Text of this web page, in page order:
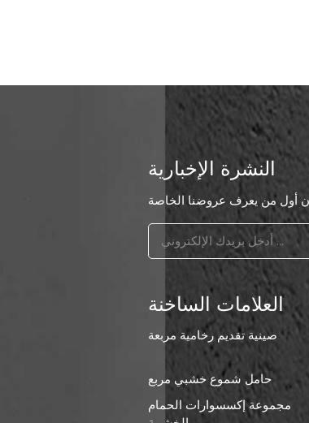
النشرة الإخبارية
العلامات الساخنة
صينية تقديم رخامية مربعة
حامل شموع خشبي مربع
مجموعة إكسسوارات الحمام